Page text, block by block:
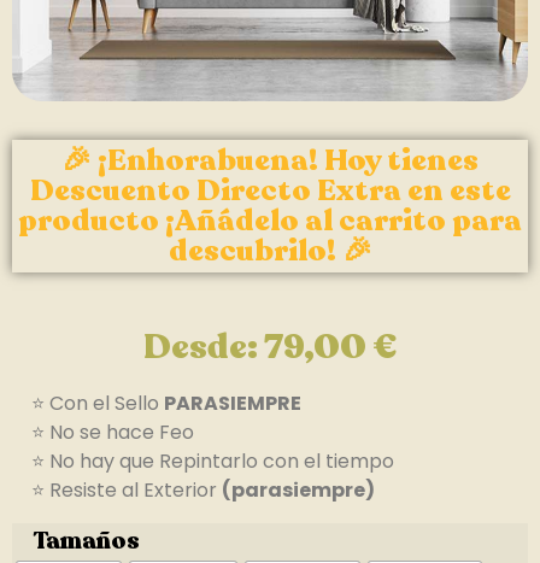
🎉 ¡Enhorabuena! Hoy tienes
Descuento Directo Extra en este
producto ¡Añádelo al carrito para
descubrilo! 🎉
Desde:79,00€
⭐ Con el Sello PARASIEMPRE
⭐ No se hace Feo
⭐ No hay que Repintarlo con el tiempo
⭐ Resiste al Exterior (parasiempre)
Tamaños